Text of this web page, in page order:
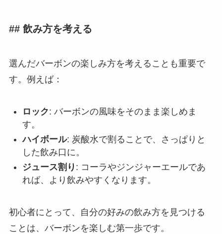
## 飲み方を考える
選んだバーボンの楽しみ方を考えることも重要で
す。例えば：
ロック: バーボンの風味をそのまま楽しめま
す。
ハイボール: 炭酸水で割ることで、さっぱりと
した飲み口に。
ジュース割り : コーラやジンジャーエールであ
れば、より飲みやすくなります。
初心者にとって、自分の好みの飲み方を見つける
ことは、バーボンを楽しむ第一歩です。